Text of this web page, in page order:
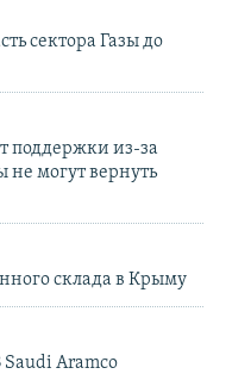
сектора Газы до
поддержки из-за
не могут вернуть
склада в Крыму
Saudi Aramco